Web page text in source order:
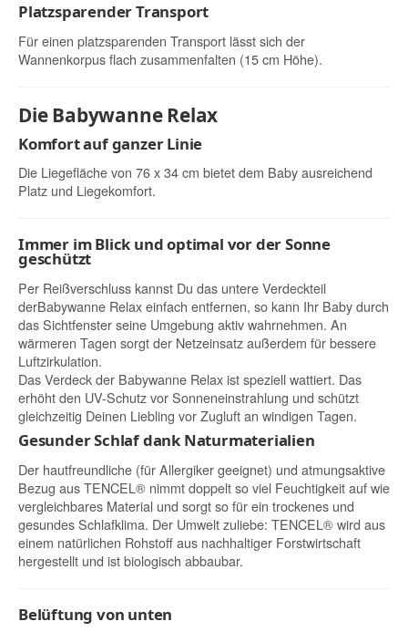
Platzsparender Transport
Für einen platzsparenden Transport lässt sich der
Wannenkorpus flach zusammenfalten (15 cm Höhe).
Die Babywanne Relax
Komfort auf ganzer Linie
Die Liegefläche von 76 x 34 cm bietet dem Baby ausreichend
Platz und Liegekomfort.
Immer im Blick und optimal vor der Sonne
geschützt
Per Reißverschluss kannst Du das untere Verdeckteil
derBabywanne Relax einfach entfernen, so kann Ihr Baby durch
das Sichtfenster seine Umgebung aktiv wahrnehmen. An
wärmeren Tagen sorgt der Netzeinsatz außerdem für bessere
Luftzirkulation.
Das Verdeck der Babywanne Relax ist speziell wattiert. Das
erhöht den UV-Schutz vor Sonneneinstrahlung und schützt
gleichzeitig Deinen Liebling vor Zugluft an windigen Tagen.
Gesunder Schlaf dank Naturmaterialien
Der hautfreundliche (für Allergiker geeignet) und atmungsaktive
Bezug aus TENCEL® nimmt doppelt so viel Feuchtigkeit auf wie
vergleichbares Material und sorgt so für ein trockenes und
gesundes Schlafklima. Der Umwelt zuliebe: TENCEL® wird aus
einem natürlichen Rohstoff aus nachhaltiger Forstwirtschaft
hergestellt und ist biologisch abbaubar.
Belüftung von unten